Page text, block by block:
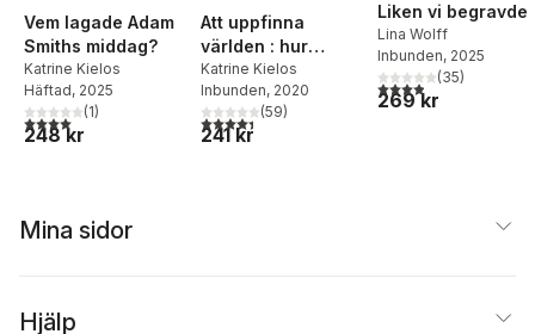
Vem lagade Adam
Smiths middag?
Katrine Kielos
Häftad, 2025
4,0utav 5 stjärnor. Totalt antal röster:
(1)
248 kr
Att uppfinna
världen : hur
historiens största
feltänk satte
käppar i hjulet
Katrine Kielos
Inbunden, 2020
4,4utav 5 stjärnor. Totalt antal röster:
(59)
241 kr
Liken vi begravde
Lina Wolff
Inbunden, 2025
3,9utav 5 stjärnor.
(35)
269 kr
Mina sidor
Hjälp